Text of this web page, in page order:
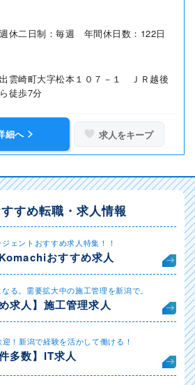
休二日制：毎週 年間休日数：122日
雲崎町大字松本１０７－１ ＪＲ越後
徒歩7分
細へ 求人をキープ
すめ転職・求人情報
ェントおすすめ求人特集！！
おすすめ求人
る。需要拡大中の施工管理を新潟で。
求人】施工管理求人
！新潟で経験を活かして働ける！
多数】IT求人